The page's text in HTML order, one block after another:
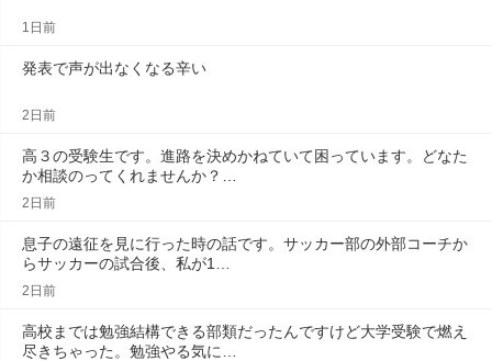
1日前
発表で声が出なくなる辛い
2日前
高３の受験生です。進路を決めかねていて困っています。どなた
か相談のってくれませんか？…
2日前
息子の遠征を見に行った時の話です。サッカー部の外部コーチか
らサッカーの試合後、私が1…
2日前
高校までは勉強結構できる部類だったんですけど大学受験で燃え
尽きちゃった。勉強やる気に…